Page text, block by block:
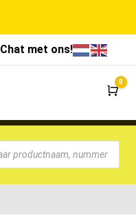
Chat met ons!
0